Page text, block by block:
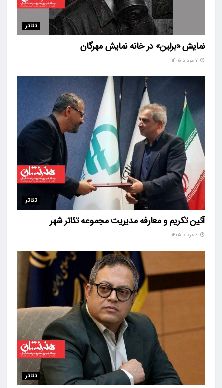
تئاتر
نمایش «برلین» در خانه نمایش مهرگان
تئاتر
آئین تکریم و معارفه مدیریت مجموعه تئاتر شهر
تئاتر